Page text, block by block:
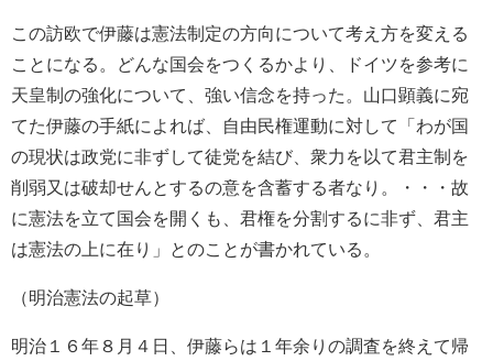
この訪欧で伊藤は憲法制定の方向について考え方を変える
ことになる。どんな国会をつくるかより、ドイツを参考に
天皇制の強化について、強い信念を持った。山口顕義に宛
てた伊藤の手紙によれば、自由民権運動に対して「わが国
の現状は政党に非ずして徒党を結び、衆力を以て君主制を
削弱又は破却せんとするの意を含蓄する者なり。・・・故
に憲法を立て国会を開くも、君権を分割するに非ず、君主
は憲法の上に在り」とのことが書かれている。
（明治憲法の起草）
明治１６年８月４日、伊藤らは１年余りの調査を終えて帰